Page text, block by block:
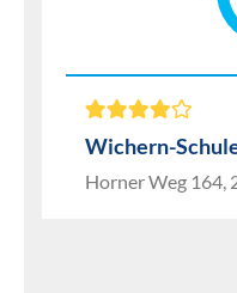
Wichern-
Horner Weg 164,